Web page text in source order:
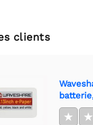
clients
★ ★